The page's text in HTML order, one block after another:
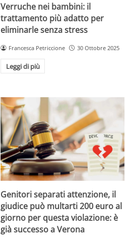
Verruche nei bambini: il
trattamento più adatto per
eliminarle senza stress
Francesca Petriccione 30 Ottobre 2025
Leggi di più
Genitori separati attenzione, il
giudice può multarti 200 euro al
giorno per questa violazione: è
già successo a Verona